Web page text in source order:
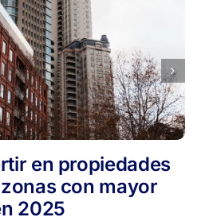
en propiedades
con mayor
2025